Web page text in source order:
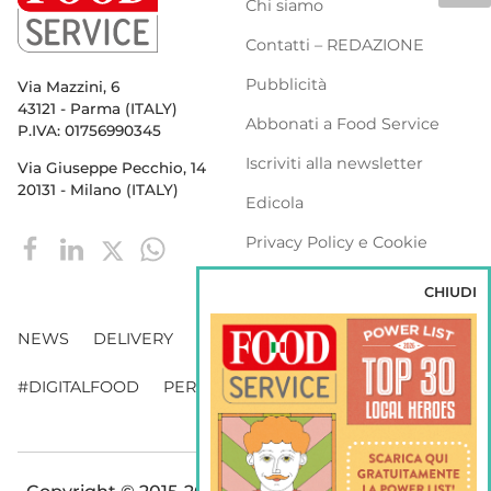
Via Mazzini, 6
43121 - Parma (ITALY)
P.IVA: 01756990345
Via Giuseppe Pecchio, 14
20131 - Milano (ITALY)
Chi siamo
Contatti – REDAZIONE
Pubblicità
Abbonati a Food Service
Iscriviti alla newsletter
Edicola
Privacy Policy e Cookie
NEWS DELIVERY DISTRIBUZIONE
#DIGITALFOOD PERSONE WEBINAR VENDING
CHIUDI